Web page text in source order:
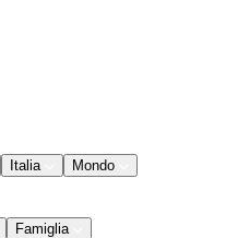
Italia
Mondo
Famiglia